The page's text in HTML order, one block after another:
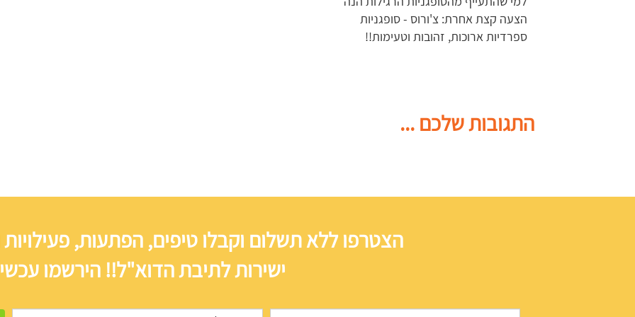
הצעה קצת אחרת: צ'ורוס - סופגניות
ספרדיות ארוכות, זהובות וטעימות!!
התגובות שלכם ...
הצטרפו ללא תשלום וקבלו טיפים, הפתעות,
ישירות לתיבת הדוא"ל!! הירשמו